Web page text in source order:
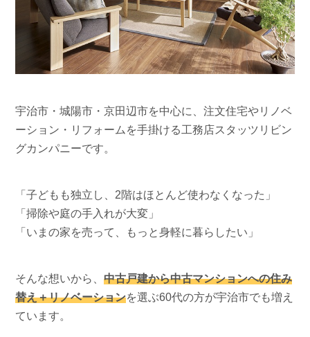
宇治市・城陽市・京田辺市を中心に、注文住宅やリノベ
ーション・リフォームを手掛ける工務店スタッツリビン
グカンパニーです。
「子どもも独立し、2階はほとんど使わなくなった」
「掃除や庭の手入れが大変」
「いまの家を売って、もっと身軽に暮らしたい」
そんな想いから、中古戸建から中古マンションへの住み
替え＋リノベーションを選ぶ60代の方が宇治市でも増え
ています。